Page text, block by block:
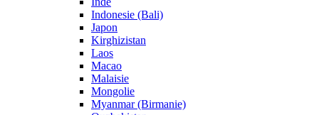
Indonesie (Bali)
Japon
Kirghizistan
Laos
Macao
Malaisie
Mongolie
Myanmar (Birmanie)